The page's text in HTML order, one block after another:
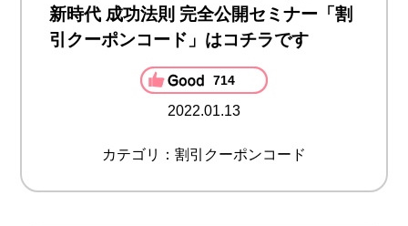
新時代 成功法則 完全公開セミナー「割
引クーポンコード」はコチラです
714
2022.01.13
カテゴリ：割引クーポンコード